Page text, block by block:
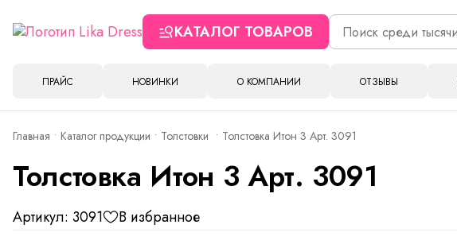
КАТАЛОГ ТОВАРОВ
ПРАЙС НОВИНКИ О КОМПАНИИ ОТЗЫВЫ
Главная Каталог продукции Толстовки Толстовка Итон 3 Арт. 3091
Толстовка Итон 3 Арт. 3091
Артикул: 3091 В избранное